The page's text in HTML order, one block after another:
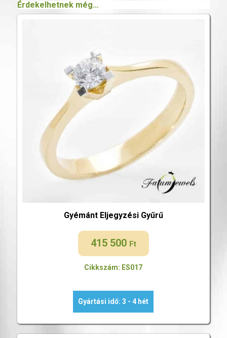
Érdekelhetnek még…
Gyémánt Eljegyzési Gyűrű
415 500 Ft
Cikkszám: ES017
Gyártási idő: 3 - 4 hét